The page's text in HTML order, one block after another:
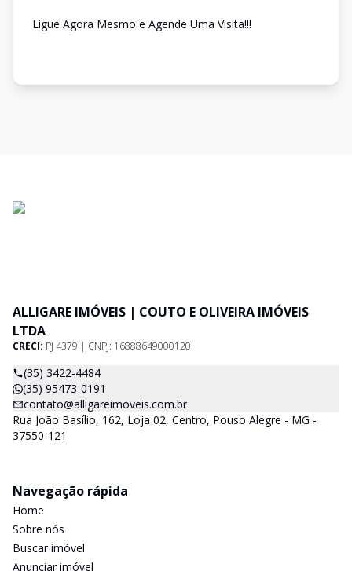
Ligue Agora Mesmo e Agende Uma Visita!!!
ALLIGARE IMÓVEIS | COUTO E OLIVEIRA IMÓVEIS
LTDA
CRECI: PJ 4379 | CNPJ: 16888649000120
(35) 3422-4484
(35) 95473-0191
contato@alligareimoveis.com.br
Rua João Basílio, 162, Loja 02, Centro, Pouso Alegre - MG -
37550-121
Navegação rápida
Home
Sobre nós
Buscar imóvel
Anunciar imóvel